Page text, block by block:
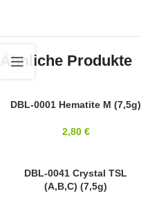
Ähnliche Produkte
8/0
DBL-0001 Hematite M (7,5g)
2,80 €
DBL-0041 Crystal TSL
(A,B,C) (7,5g)